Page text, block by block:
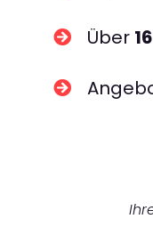
Über